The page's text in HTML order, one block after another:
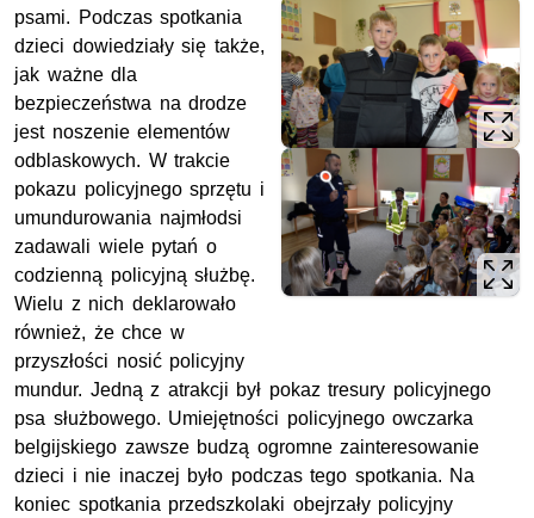
psami. Podczas spotkania
dzieci dowiedziały się także,
jak ważne dla
bezpieczeństwa na drodze
jest noszenie elementów
odblaskowych. W trakcie
pokazu policyjnego sprzętu i
umundurowania najmłodsi
zadawali wiele pytań o
codzienną policyjną służbę.
Wielu z nich deklarowało
również, że chce w
przyszłości nosić policyjny
mundur. Jedną z atrakcji był pokaz tresury policyjnego
psa służbowego. Umiejętności policyjnego owczarka
belgijskiego zawsze budzą ogromne zainteresowanie
dzieci i nie inaczej było podczas tego spotkania. Na
koniec spotkania przedszkolaki obejrzały policyjny